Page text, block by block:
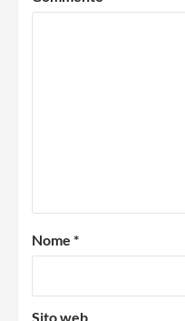
Nome *
Sito web